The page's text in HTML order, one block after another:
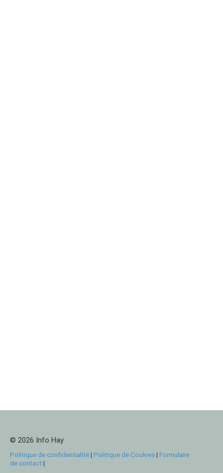
© 2026 Info Hay
Politique de confidentialité| Politique de Cookies| Formulaire
de contact|